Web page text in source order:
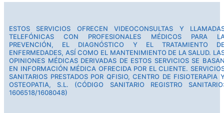
ESTOS SERVICIOS OFRECEN VIDEOCONSULTAS Y
TELEFÓNICAS CON PROFESIONALES MÉDICOS PARA
PREVENCIÓN, EL DIAGNÓSTICO Y EL TRATAMIENTO
ENFERMEDADES, ASÍ COMO EL MANTENIMIENTO DE LA SALUD.
OPINIONES MÉDICAS DERIVADAS DE ESTOS SERVICIOS SE
EN INFORMACIÓN MÉDICA OFRECIDA POR EL CLIENTE.
SANITARIOS PRESTADOS POR QFISIO, CENTRO DE FISIOTERAPIA
OSTEOPATIA, S.L. (CÓDIGO SANITARIO REGISTRO
1606518/1608048)